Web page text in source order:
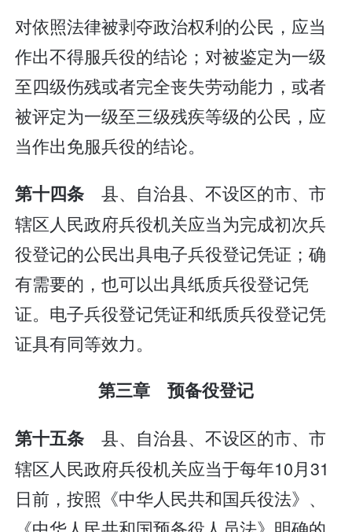
对依照法律被剥夺政治权利的公民，应当
作出不得服兵役的结论；对被鉴定为一级
至四级伤残或者完全丧失劳动能力，或者
被评定为一级至三级残疾等级的公民，应
当作出免服兵役的结论。
第十四条县、自治县、不设区的市、市
辖区人民政府兵役机关应当为完成初次兵
役登记的公民出具电子兵役登记凭证；确
有需要的，也可以出具纸质兵役登记凭
证。电子兵役登记凭证和纸质兵役登记凭
证具有同等效力。
第三章 预备役登记
第十五条县、自治县、不设区的市、市
辖区人民政府兵役机关应当于每年10月31
日前，按照《中华人民共和国兵役法》、